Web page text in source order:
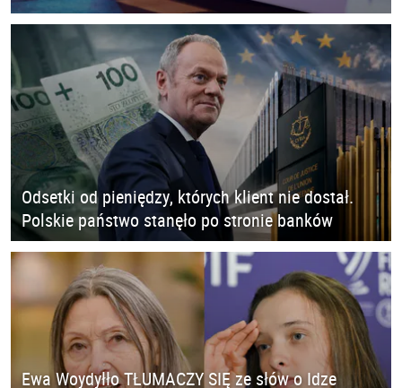
Odsetki od pieniędzy, których klient nie dostał.
Polskie państwo stanęło po stronie banków
Ewa Woydyłło TŁUMACZY SIĘ ze słów o Idze